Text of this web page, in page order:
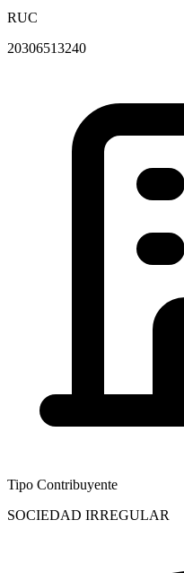
RUC
20306513240
Tipo Contribuyente
SOCIEDAD IRREGULAR